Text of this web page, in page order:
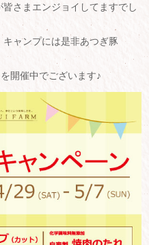
さまエンジョイしてますでし
ャンプには是非あつぎ豚
開催中でございます♪